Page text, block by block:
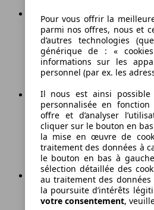
Diesel
Carburant
110 g/km
Émissions de CO2 (combinées)*
Ø 4.2 l/100km
Pour vous offrir la
parmi nos offres, nous et
d’autres technologies
générique de : «
informations sur les
personnel (par ex. les
Il nous est ainsi
personnalisée en
offre et d’analyser
cliquer sur le bouton en
la mise en œuvre de
traitement des données à
le bouton en bas à
sélection détaillée des
au traitement des
la poursuite d’intérêts
votre consentement,